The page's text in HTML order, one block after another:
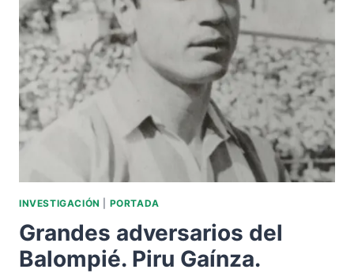
LÁNGARA.
INVESTIGACIÓN PORTADA
Grandes adversarios del
Balompié. Piru Gaínza.